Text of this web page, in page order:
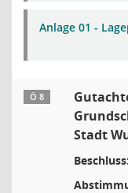
Anlage 01 -
Ö 8
Stadt
Beschluss: